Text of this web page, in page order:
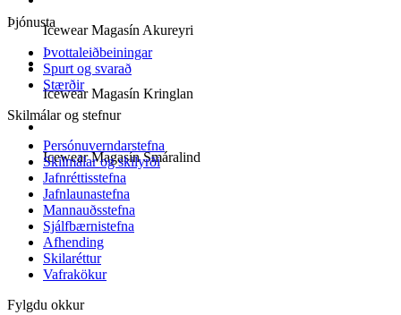
Icewear Magasín Akureyri
Icewear Magasín Kringlan
Icewear Magasín Smáralind
Þjónusta
Þvottaleiðbeiningar
Spurt og svarað
Stærðir
Skilmálar og stefnur
Persónuverndarstefna
Skilmálar og skilyrði
Jafnréttisstefna
Jafnlaunastefna
Mannauðsstefna
Sjálfbærnistefna
Afhending
Skilaréttur
Vafrakökur
Fylgdu okkur